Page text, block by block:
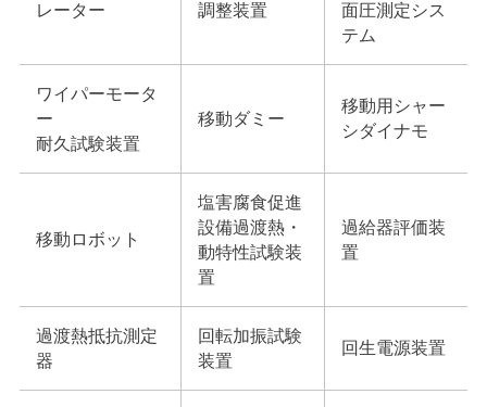
レーター
調整装置
面圧測定シス
テム
ワイパーモータ
ー
耐久試験装置
移動ダミー
移動用シャー
シダイナモ
移動ロボット
塩害腐食促進
設備過渡熱・
動特性試験装
置
過給器評価装
置
過渡熱抵抗測定
器
回転加振試験
装置
回生電源装置